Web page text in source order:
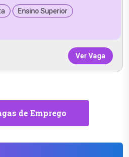
Ensino Superior
Ver Vaga
de Emprego